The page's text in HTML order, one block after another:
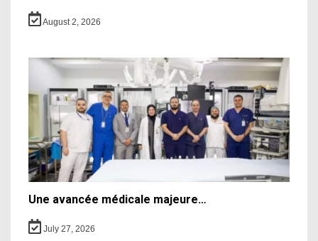
August 2, 2026
Une avancée médicale majeure…
July 27, 2026